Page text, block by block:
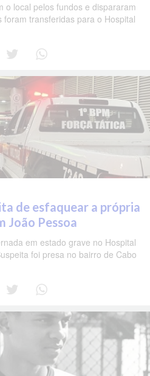
o local pelos fundos e dispararam
transferidas para o Hospital
de esfaquear a própria
João Pessoa
em estado grave no Hospital
foi presa no bairro de Cabo